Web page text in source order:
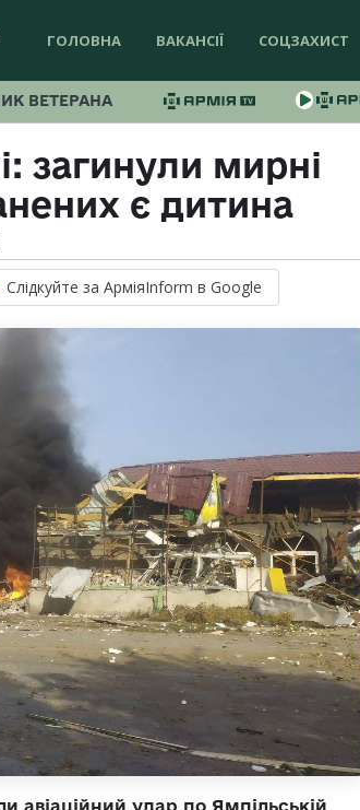
ГОЛОВНА ВАКАНСІЇ СОЦЗАХИСТ
ВЕТЕРАНА
загинули мирні
є дитина
Слідкуйте за АрміяInform в Google
авіаційний удар по Ямпільській